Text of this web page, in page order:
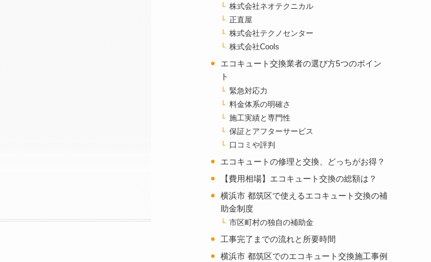
株式会社ネオテクニカル
正直屋
株式会社テクノセンター
株式会社Cools
エコキュート交換業者の選び方5つのポイン
ト
緊急対応力
料金体系の明確さ
施工実績と専門性
保証とアフターサービス
口コミや評判
エコキュートの修理と交換、どっちがお得？
【費用相場】エコキュート交換の総額は？
横浜市 都筑区で使えるエコキュート交換の補
助金制度
市区町村の独自の補助金
工事完了までの流れと所要時間
横浜市 都筑区でのエコキュート交換施工事例